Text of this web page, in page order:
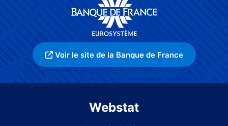
Voir le site de la Banque de France
Webstat